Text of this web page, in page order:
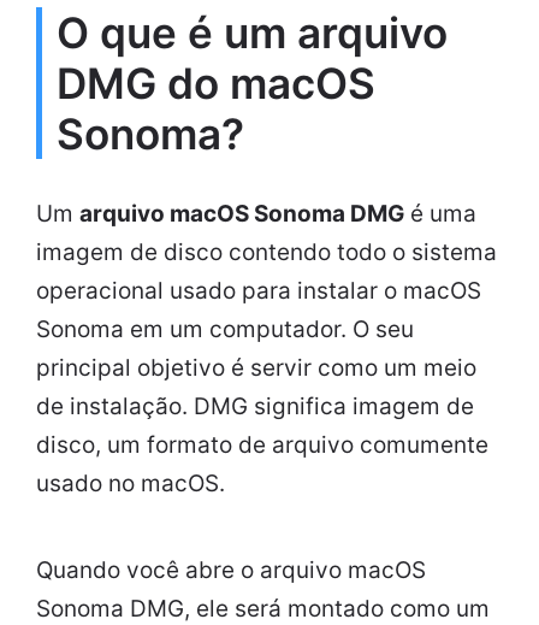
O que é um arquivo
DMG do macOS
Sonoma?
Um arquivo macOS Sonoma DMG é uma
imagem de disco contendo todo o sistema
operacional usado para instalar o macOS
Sonoma em um computador. O seu
principal objetivo é servir como um meio
de instalação. DMG significa imagem de
disco, um formato de arquivo comumente
usado no macOS.
Quando você abre o arquivo macOS
Sonoma DMG, ele será montado como um